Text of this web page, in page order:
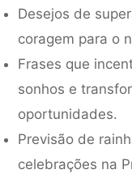
Desejos de
coragem para o
Frases que
sonhos e
oportunidades.
Previsão de
celebrações na